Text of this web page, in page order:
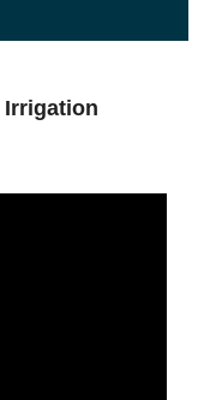
Irrigation